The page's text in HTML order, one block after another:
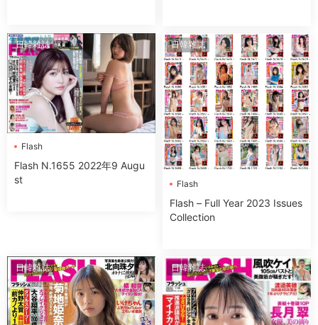
日韓雜誌
Flash
Flash N.1655 2022年9 Augu
st
日韓雜誌
Flash
Flash – Full Year 2023 Issues
Collection
日韓雜誌 日韓雜誌